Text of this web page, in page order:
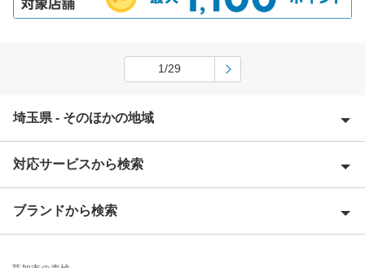
1/29
埼玉県 - そのほかの地域
上尾市
入間郡
対応サービスから検索
Award 受賞店
ブランドから検索